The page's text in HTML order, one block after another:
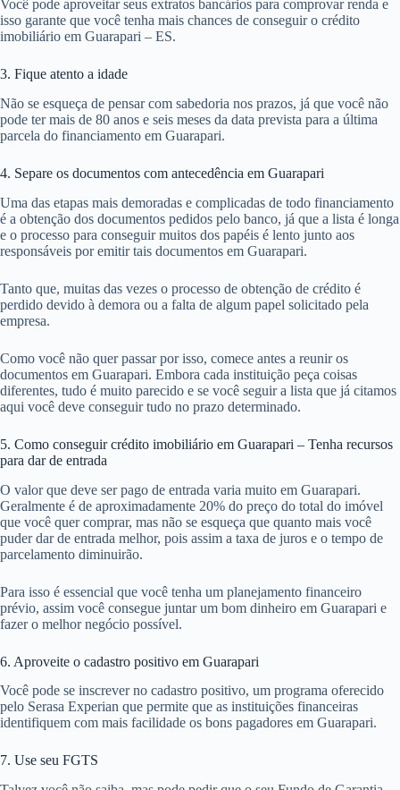
Você pode aproveitar seus extratos bancários para comprovar renda e
isso garante que você tenha mais chances de conseguir o crédito
imobiliário em Guarapari – ES.
3. Fique atento a idade
Não se esqueça de pensar com sabedoria nos prazos, já que você não
pode ter mais de 80 anos e seis meses da data prevista para a última
parcela do financiamento em Guarapari.
4. Separe os documentos com antecedência em Guarapari
Uma das etapas mais demoradas e complicadas de todo financiamento
é a obtenção dos documentos pedidos pelo banco, já que a lista é longa
e o processo para conseguir muitos dos papéis é lento junto aos
responsáveis por emitir tais documentos em Guarapari.
Tanto que, muitas das vezes o processo de obtenção de crédito é
perdido devido à demora ou a falta de algum papel solicitado pela
empresa.
Como você não quer passar por isso, comece antes a reunir os
documentos em Guarapari. Embora cada instituição peça coisas
diferentes, tudo é muito parecido e se você seguir a lista que já citamos
aqui você deve conseguir tudo no prazo determinado.
5. Como conseguir crédito imobiliário em Guarapari – Tenha recursos
para dar de entrada
O valor que deve ser pago de entrada varia muito em Guarapari.
Geralmente é de aproximadamente 20% do preço do total do imóvel
que você quer comprar, mas não se esqueça que quanto mais você
puder dar de entrada melhor, pois assim a taxa de juros e o tempo de
parcelamento diminuirão.
Para isso é essencial que você tenha um planejamento financeiro
prévio, assim você consegue juntar um bom dinheiro em Guarapari e
fazer o melhor negócio possível.
6. Aproveite o cadastro positivo em Guarapari
Você pode se inscrever no cadastro positivo, um programa oferecido
pelo Serasa Experian que permite que as instituições financeiras
identifiquem com mais facilidade os bons pagadores em Guarapari.
7. Use seu FGTS